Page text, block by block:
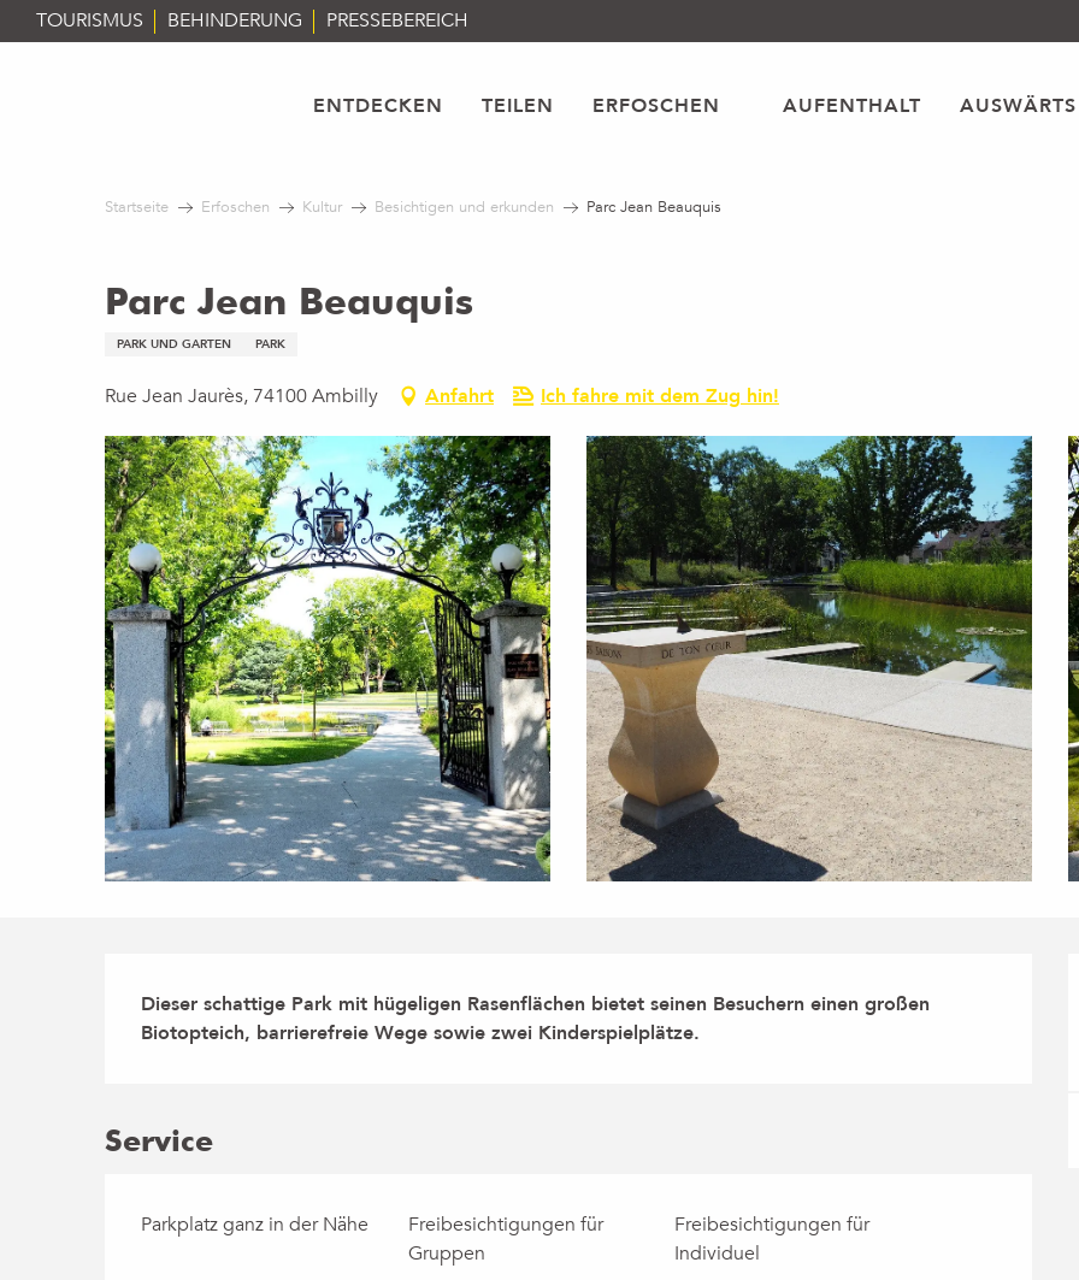
Aller
au
TOURISMUS BEHINDERUNG PRESSEBEREICH
ENTDECKEN TEILEN ERFOSCHEN AUFENTHALT
Startseite Erfoschen Kultur Besichtigen und erkunden Parc Jean Beauquis
Parc Jean Beauquis
PARK UND GARTEN PARK
Rue Jean Jaurès, 74100 Ambilly Anfahrt Ich fahre mit dem Zug hin!
Beschreibung
Dieser schattige Park mit hügeligen Rasenflächen bietet seinen Besuchern einen großen
Biotopteich, barrierefreie Wege sowie zwei Kinderspielplätze.
Service
Parkplatz ganz in der Nähe
Freibesichtigungen für
Gruppen
Freibesichtigungen für
Individuel